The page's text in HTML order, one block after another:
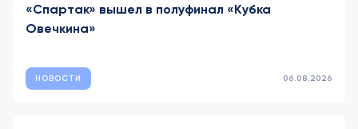
«Спартак» вышел в полуфинал «Кубка
Овечкина»
НОВОСТИ 06.08.2026